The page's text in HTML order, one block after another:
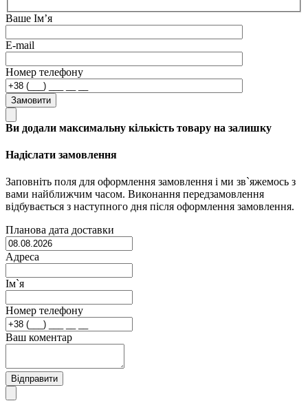
Ваше Ім’я
E-mail
Номер телефону
Замовити
Ви додали максимальну кількість товару на залишку
Надіслати замовлення
Заповніть поля для оформлення замовлення і ми зв`яжемось з
вами найближчим часом. Виконання передзамовлення
відбувається з наступного дня після оформлення замовлення.
Планова дата доставки
Адреса
Ім`я
Номер телефону
Ваш коментар
Відправити